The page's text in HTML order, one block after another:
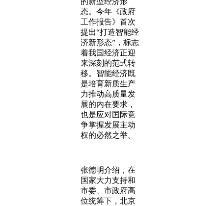
态。今年《政府
工作报告》首次
提出“打造智能经
济新形态”，标志
着我国经济正迎
来深刻的范式转
移。智能经济既
是培育新质生产
力推动高质量发
展的内在要求，
也是应对国际竞
争掌握发展主动
权的必然之举。
张德明介绍，在
国家大力支持和
市委、市政府高
位统筹下，北京